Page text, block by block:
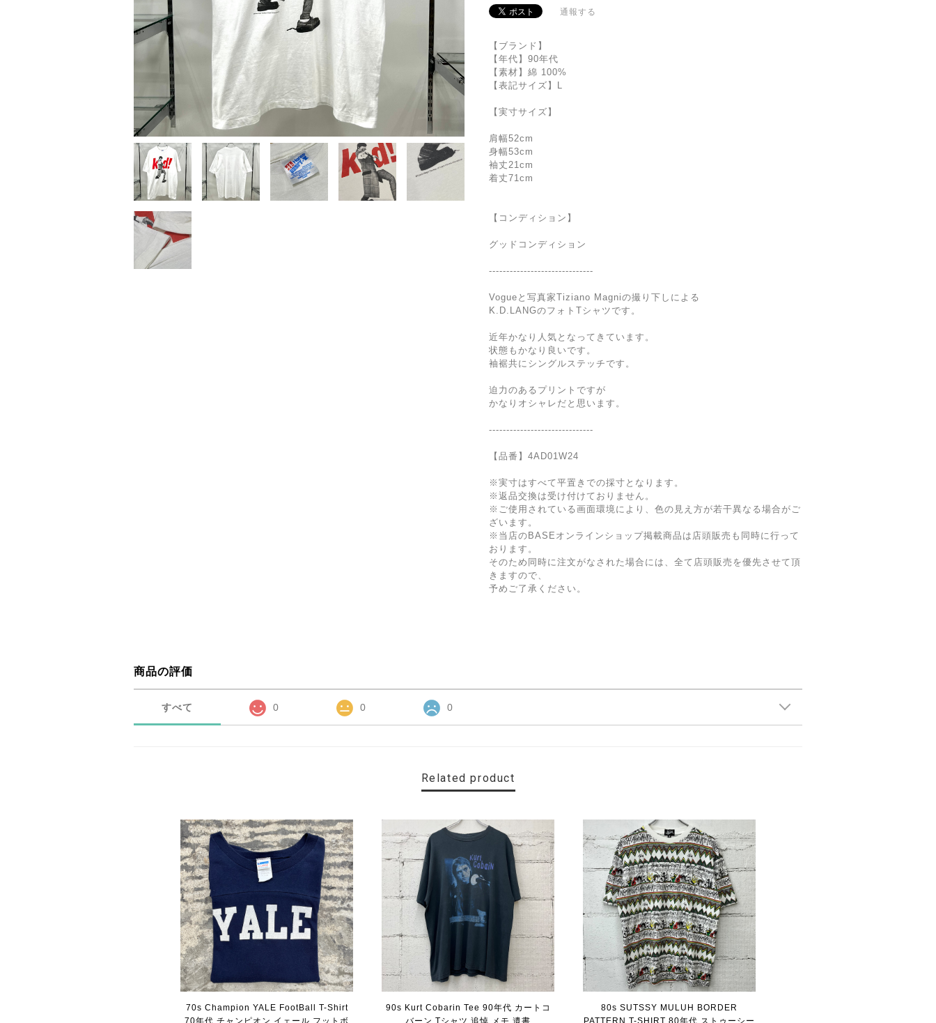
通報する
【ブランド】
【年代】90年代
【素材】綿 100%
【表記サイズ】L
【実寸サイズ】
肩幅52cm
身幅53cm
袖丈21cm
着丈71cm
【コンディション】
グッドコンディション
------------------------------
Vogueと写真家Tiziano Magniの撮り下しによる
K.D.LANGのフォトTシャツです。
近年かなり人気となってきています。
状態もかなり良いです。
袖裾共にシングルステッチです。
迫力のあるプリントですが
かなりオシャレだと思います。
------------------------------
【品番】4AD01W24
※実寸はすべて平置きでの採寸となります。
※返品交換は受け付けておりません。
※ご使用されている画面環境により、色の見え方が若干異なる場合がご
ざいます。
※当店のBASEオンラインショップ掲載商品は店頭販売も同時に行って
おります。
そのため同時に注文がなされた場合には、全て店頭販売を優先させて頂
きますので、
予めご了承ください。
商品の評価
すべて 0 0 0
Related product
70s Champion YALE FootBall T-Shirt
90s Kurt Cobarin Tee 90年代 カートコ
80s SUTSSY MULUH BORDER